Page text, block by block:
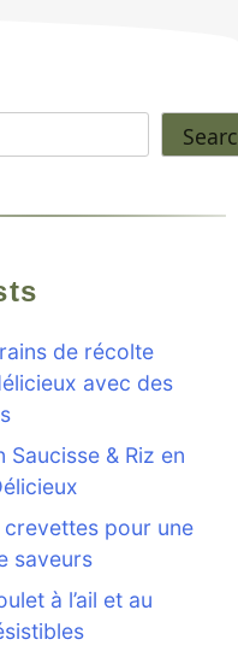
de récolte
avec des
Saucisse & Riz en
crevettes pour une
saveurs
à l’ail et au